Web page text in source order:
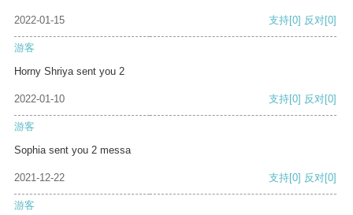
2022-01-15 支持[0] 反对[0]
游客
Horny Shriya sent you 2
2022-01-10 支持[0] 反对[0]
游客
Sophia sent you 2 messa
2021-12-22 支持[0] 反对[0]
游客